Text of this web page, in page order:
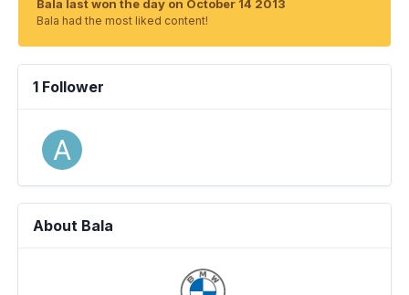
Bala last won the day on October 14 2013
Bala had the most liked content!
1 Follower
About Bala